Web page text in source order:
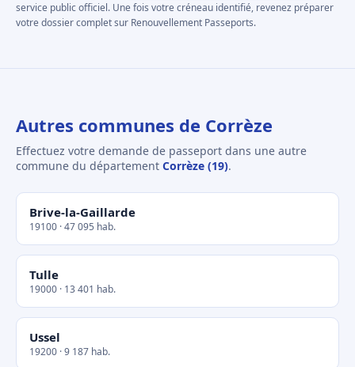
service public officiel. Une fois votre créneau identifié, revenez préparer
votre dossier complet sur Renouvellement Passeports.
Autres communes de Corrèze
Effectuez votre demande de passeport dans une autre
commune du département Corrèze (19).
Brive-la-Gaillarde
19100 · 47 095 hab.
Tulle
19000 · 13 401 hab.
Ussel
19200 · 9 187 hab.